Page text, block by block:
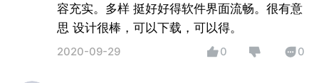
容充实。多样 挺好好得软件界面流畅。很有意
思 设计很棒，可以下载，可以得。
2020-09-29 0 0